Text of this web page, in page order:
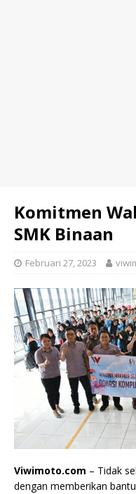
Komitmen
SMK Binaan
Februari 27, 2023
Viwimoto.com – Tidak
dengan memberikan